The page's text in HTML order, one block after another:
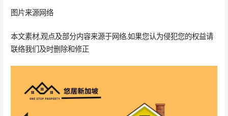
图片来源网络
本文素材,观点及部分内容来源于网络,如果您认为侵犯您的权益请
联络我们及时删除和修正